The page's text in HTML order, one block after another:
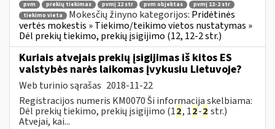
pvm prekių tiekimas pvmį 12 str pvm objektas
pvmį 12-2 str
tiekimo vieta
Mokesčių žinyno kategorijos: Pridėtinės
vertės mokestis » Tiekimo/teikimo vietos nustatymas »
Dėl prekių tiekimo, prekių įsigijimo (12, 12-2 str.)
Kuriais atvejais prekių įsigijimas iš kitos ES
valstybės narės laikomas įvykusiu Lietuvoje?
Web turinio sąrašas 2018-11-22
Registracijos numeris KM0070 Ši informacija skelbiama:
Dėl prekių tiekimo, prekių įsigijimo (12, 12-2 str.)
Atvejai, kai...